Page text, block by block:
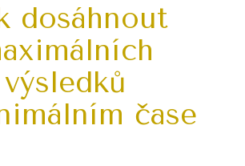
dosáhnout
výsledků
čase